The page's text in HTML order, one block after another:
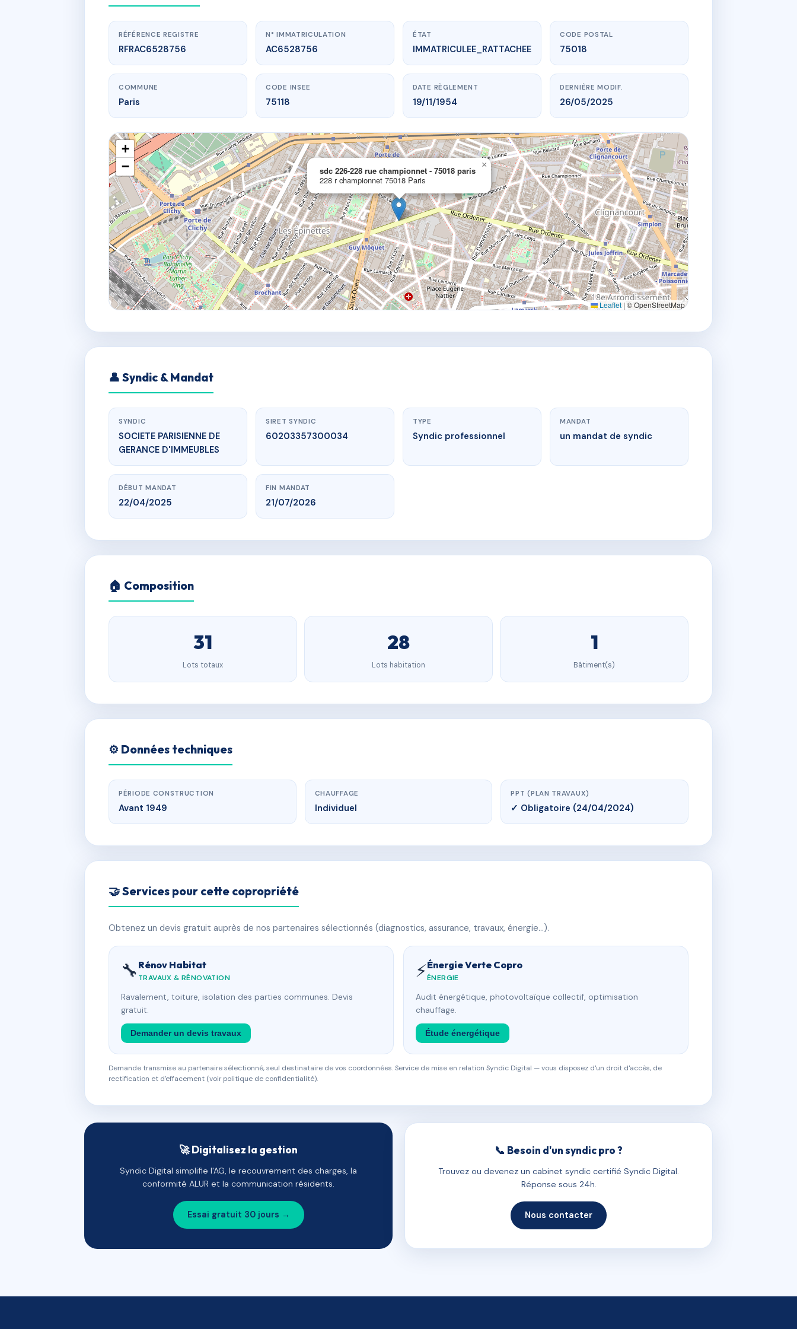
www.vme.plus/AC6528756
sdc 226-228 rue championnet - 75018 paris
228 r championnet75018 Paris
RÉFÉRENCE REGISTRE
RFRAC6528756
N° IMMATRICULATION
AC6528756
ÉTAT
IMMATRICULEE_RATTACHEE
CODE POSTAL
75018
COMMUNE
Paris
CODE INSEE
75118
DATE RÈGLEMENT
19/11/1954
DERNIÈRE MODIF.
26/05/2025
sdc 226-228 rue championnet - 75018 paris
228 r championnet 75018 Paris
×
+
−
Leaflet |© OpenStreetMap
👤 Syndic & Mandat
SYNDIC
SOCIETE PARISIENNE DE
GERANCE D'IMMEUBLES
SIRET SYNDIC
60203357300034
TYPE
Syndic professionnel
MANDAT
un mandat de syndic
DÉBUT MANDAT
22/04/2025
FIN MANDAT
21/07/2026
🏠 Composition
31
Lots totaux
28
Lots habitation
1
Bâtiment(s)
⚙️ Données techniques
PÉRIODE CONSTRUCTION
Avant 1949
CHAUFFAGE
Individuel
PPT (PLAN TRAVAUX)
✓ Obligatoire (24/04/2024)
🤝 Services pour cette copropriété
Obtenez un devis gratuit auprès de nos partenaires sélectionnés (diagnostics, assurance, travaux, énergie…).
🔧 Rénov Habitat
TRAVAUX & RÉNOVATION
Ravalement, toiture, isolation des parties communes. Devis
gratuit.
Demander un devis travaux
⚡Énergie Verte Copro
ÉNERGIE
Audit énergétique, photovoltaïque collectif, optimisation
chauffage.
Étude énergétique
Demande transmise au partenaire sélectionné, seul destinataire de vos coordonnées. Service de mise en relation Syndic Digital — vous disposez d'un droit d'accès, de
rectification et d'effacement (voir politique de confidentialité).
🚀 Digitalisez la gestion
Syndic Digital simplifie l'AG, le recouvrement des charges, la
conformité ALUR et la communication résidents.
Essai gratuit 30 jours →
📞 Besoin d'un syndic pro ?
Trouvez ou devenez un cabinet syndic certifié Syndic Digital.
Réponse sous 24h.
Nous contacter